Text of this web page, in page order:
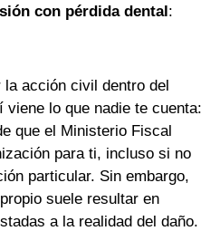
con pérdida dental:
acción civil dentro del
viene lo que nadie te cuenta:
que el Ministerio Fiscal
para ti, incluso si no
particular. Sin embargo,
suele resultar en
a la realidad del daño.